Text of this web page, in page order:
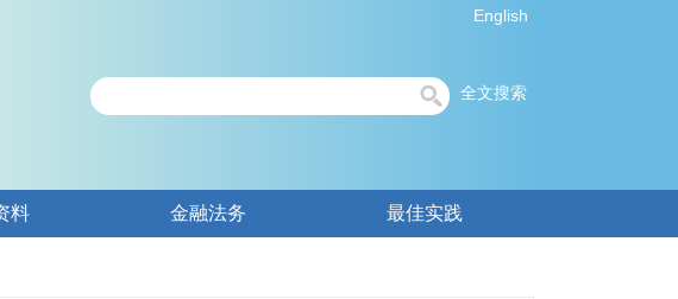
English
全文搜索
料 金融法务 最佳实践